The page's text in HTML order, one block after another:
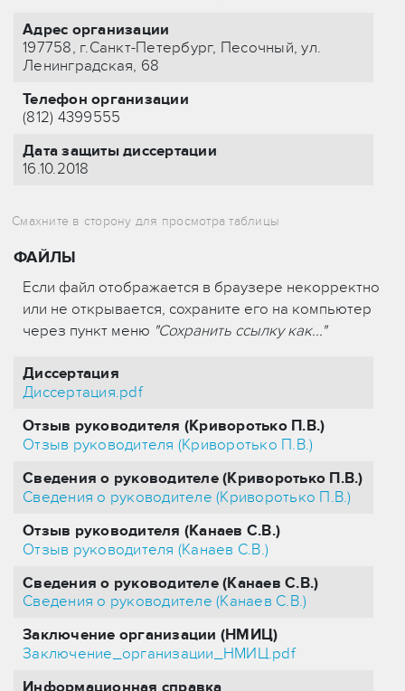
Адрес организации
197758, г.Санкт-Петербург, Песочный, ул.
Ленинградская, 68
Телефон организации
(812) 4399555
Дата защиты диссертации
16.10.2018
ФАЙЛЫ
Если файл отображается в браузере некорректно
или не открывается, сохраните его на компьютер
через пункт меню "Сохранить ссылку как..."
Диссертация
Диссертация.pdf
Отзыв руководителя (Криворотько П.В.)
Отзыв руководителя (Криворотько П.В.)
Сведения о руководителе (Криворотько П.В.)
Сведения о руководителе (Криворотько П.В.)
Отзыв руководителя (Канаев С.В.)
Отзыв руководителя (Канаев С.В.)
Сведения о руководителе (Канаев С.В.)
Сведения о руководителе (Канаев С.В.)
Заключение организации (НМИЦ)
Заключение_организации_НМИЦ.pdf